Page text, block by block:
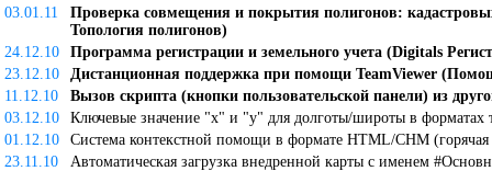
03.01.11
Проверка совмещения и покрытия полигонов:
Топология полигонов)
24.12.10
Программа регистрации и земельного учета (Digitals
23.12.10
Дистанционная поддержка при помощи TeamViewer
11.12.10
Вызов скрипта (кнопки пользовательской панели) из
03.12.10
Ключевые значение "x" и "у" для долготы/широты в
01.12.10
Система контекстной помощи в формате HTML/CHM
23.11.10
Автоматическая загрузка внедренной карты с именем